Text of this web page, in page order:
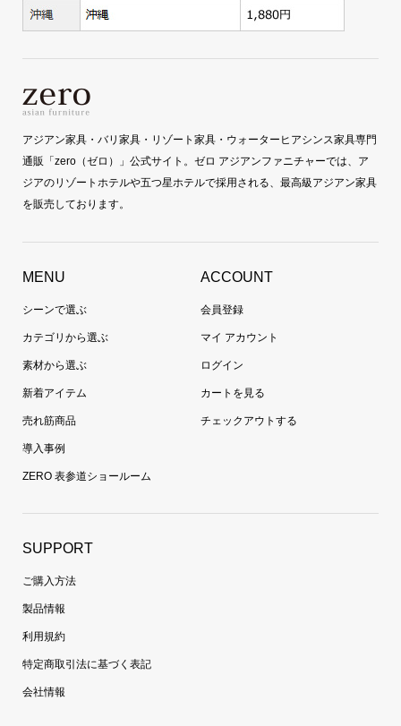
アジアン家具・バリ家具・リゾート家具・ウォーターヒアシンス家具専門
通販「zero（ゼロ）」公式サイト。ゼロ アジアンファニチャーでは、ア
ジアのリゾートホテルや五つ星ホテルで採用される、最高級アジアン家具
を販売しております。
MENU
シーンで選ぶ
カテゴリから選ぶ
素材から選ぶ
新着アイテム
売れ筋商品
導入事例
ZERO 表参道ショールーム
ACCOUNT
会員登録
マイ アカウント
ログイン
カートを見る
チェックアウトする
SUPPORT
ご購入方法
製品情報
利用規約
特定商取引法に基づく表記
会社情報